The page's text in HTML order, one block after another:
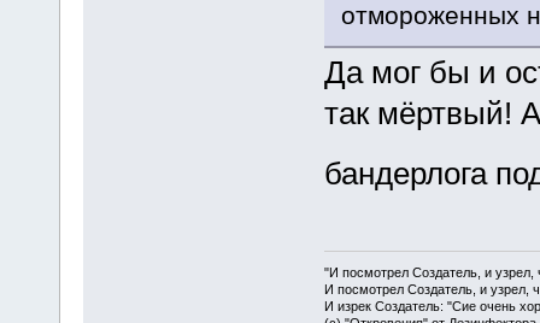
отмороженных
Да мог бы и
так мёртвый!
бандерлога
"И посмотрел Создатель, и
И посмотрел Создатель, и узрел,
И изрек Создатель: "Сие очень